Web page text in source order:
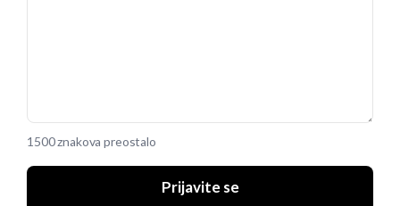
1500 znakova preostalo
Prijavite se